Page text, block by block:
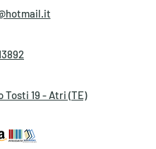
Tosti 19 - Atri (TE)